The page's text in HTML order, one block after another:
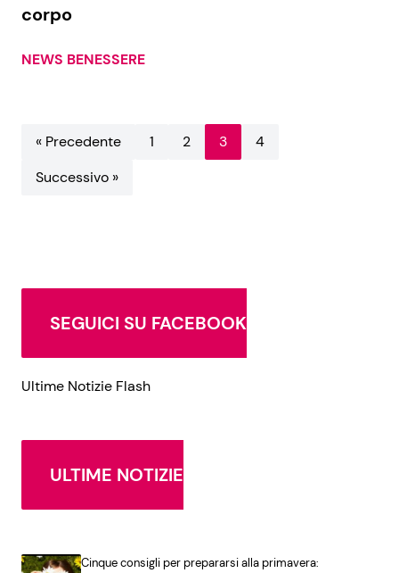
corpo
NEWS BENESSERE
« Precedente 1 2 3
4
Successivo »
SEGUICI SU FACEBOOK
Ultime Notizie Flash
ULTIME NOTIZIE
Cinque consigli per prepararsi alla primavera: